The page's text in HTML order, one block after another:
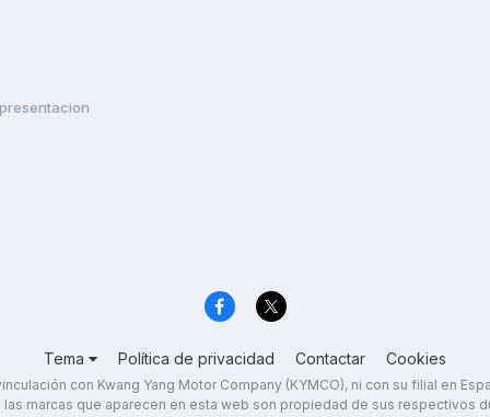
presentacion
Tema Política de privacidad Contactar Cookies
con Kwang Yang Motor Company (KYMCO), ni con su filial en
las marcas que aparecen en esta web son propiedad de sus respectivos